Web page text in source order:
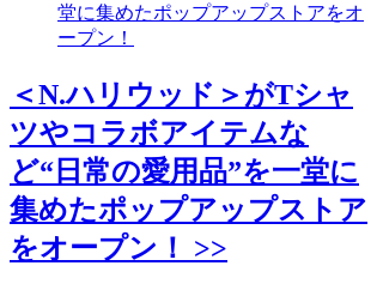
堂に集めたポップアップストアをオ
ープン！
＜N.ハリウッド＞がTシャ
ツやコラボアイテムな
ど“日常の愛用品”を一堂に
集めたポップアップストア
をオープン！ >>